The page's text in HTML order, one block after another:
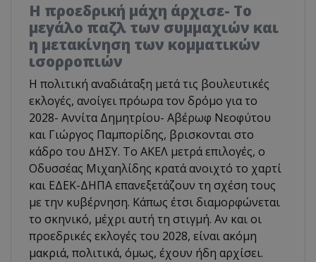
Η προεδρική μάχη άρχισε- Το
μεγάλο παζλ των συμμαχιών και
η μετακίνηση των κομματικών
ισορροπιών
Η πολιτική αναδιάταξη μετά τις βουλευτικές
εκλογές, ανοίγει πρόωρα τον δρόμο για το
2028- Αννίτα Δημητρίου- Αβέρωφ Νεοφύτου
και Γιώργος Παμπορίδης, βρισκονται στο
κάδρο του ΔΗΣΥ. Το ΑΚΕΛ μετρά επιλογές, ο
Οδυσσέας Μιχαηλίδης κρατά ανοιχτό το χαρτί
και ΕΔΕΚ-ΔΗΠΑ επανεξετάζουν τη σχέση τους
με την κυβέρνηση. Κάπως έτσι διαμορφώνεται
το σκηνικό, μέχρι αυτή τη στιγμή. Αν και οι
προεδρικές εκλογές του 2028, είναι ακόμη
μακριά, πολιτικά, όμως, έχουν ήδη αρχίσει.